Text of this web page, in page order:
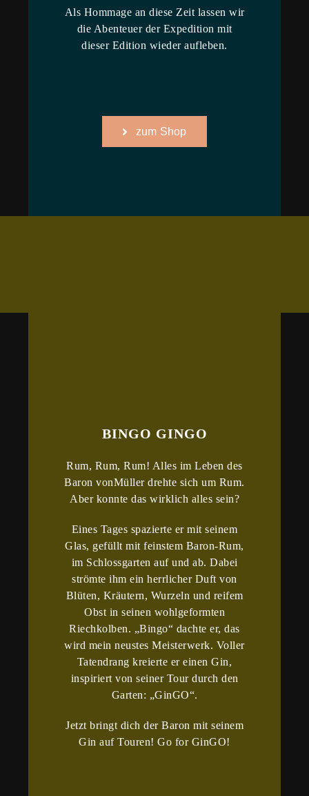
Als Hommage an diese Zeit lassen wir
die Abenteuer der Expedition mit
dieser Edition wieder aufleben.
zum Shop
BINGO GINGO
Rum, Rum, Rum! Alles im Leben des
Baron vonMüller drehte sich um Rum.
Aber konnte das wirklich alles sein?
Eines Tages spazierte er mit seinem
Glas, gefüllt mit feinstem Baron-Rum,
im Schlossgarten auf und ab. Dabei
strömte ihm ein herrlicher Duft von
Blüten, Kräutern, Wurzeln und reifem
Obst in seinen wohlgeformten
Riechkolben. „Bingo“ dachte er, das
wird mein neustes Meisterwerk. Voller
Tatendrang kreierte er einen Gin,
inspiriert von seiner Tour durch den
Garten: „GinGO“.
Jetzt bringt dich der Baron mit seinem
Gin auf Touren! Go for GinGO!